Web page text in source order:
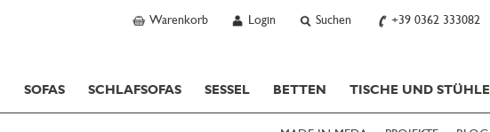
Warenkorb Login Suchen +39 0362 333082
SOFAS SCHLAFSOFAS SESSEL BETTEN TISCHE UND STÜHLE